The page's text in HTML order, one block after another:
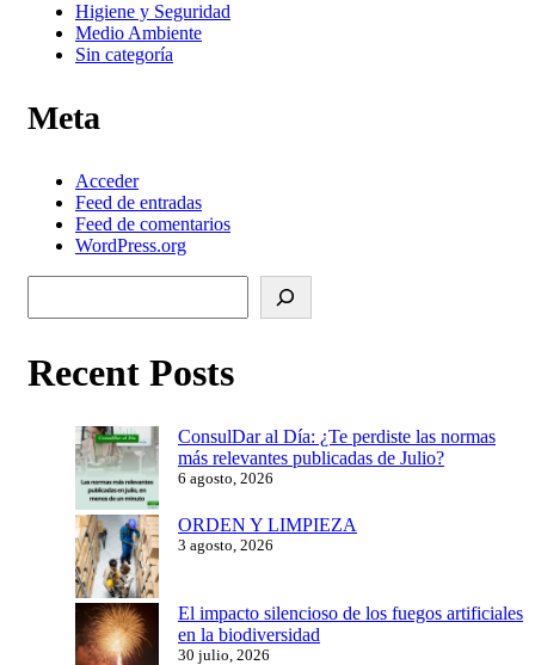
Higiene y Seguridad
Medio Ambiente
Sin categoría
Meta
Acceder
Feed de entradas
Feed de comentarios
WordPress.org
Recent Posts
ConsulDar al Día: ¿Te perdiste las normas
más relevantes publicadas de Julio?
6 agosto, 2026
ORDEN Y LIMPIEZA
3 agosto, 2026
El impacto silencioso de los fuegos artificiales
en la biodiversidad
30 julio, 2026